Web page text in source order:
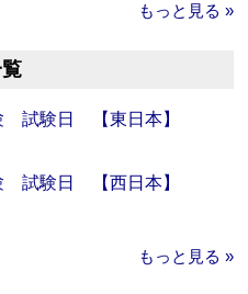
もっと見る »
試験日 【東日本】
試験日 【西日本】
もっと見る »